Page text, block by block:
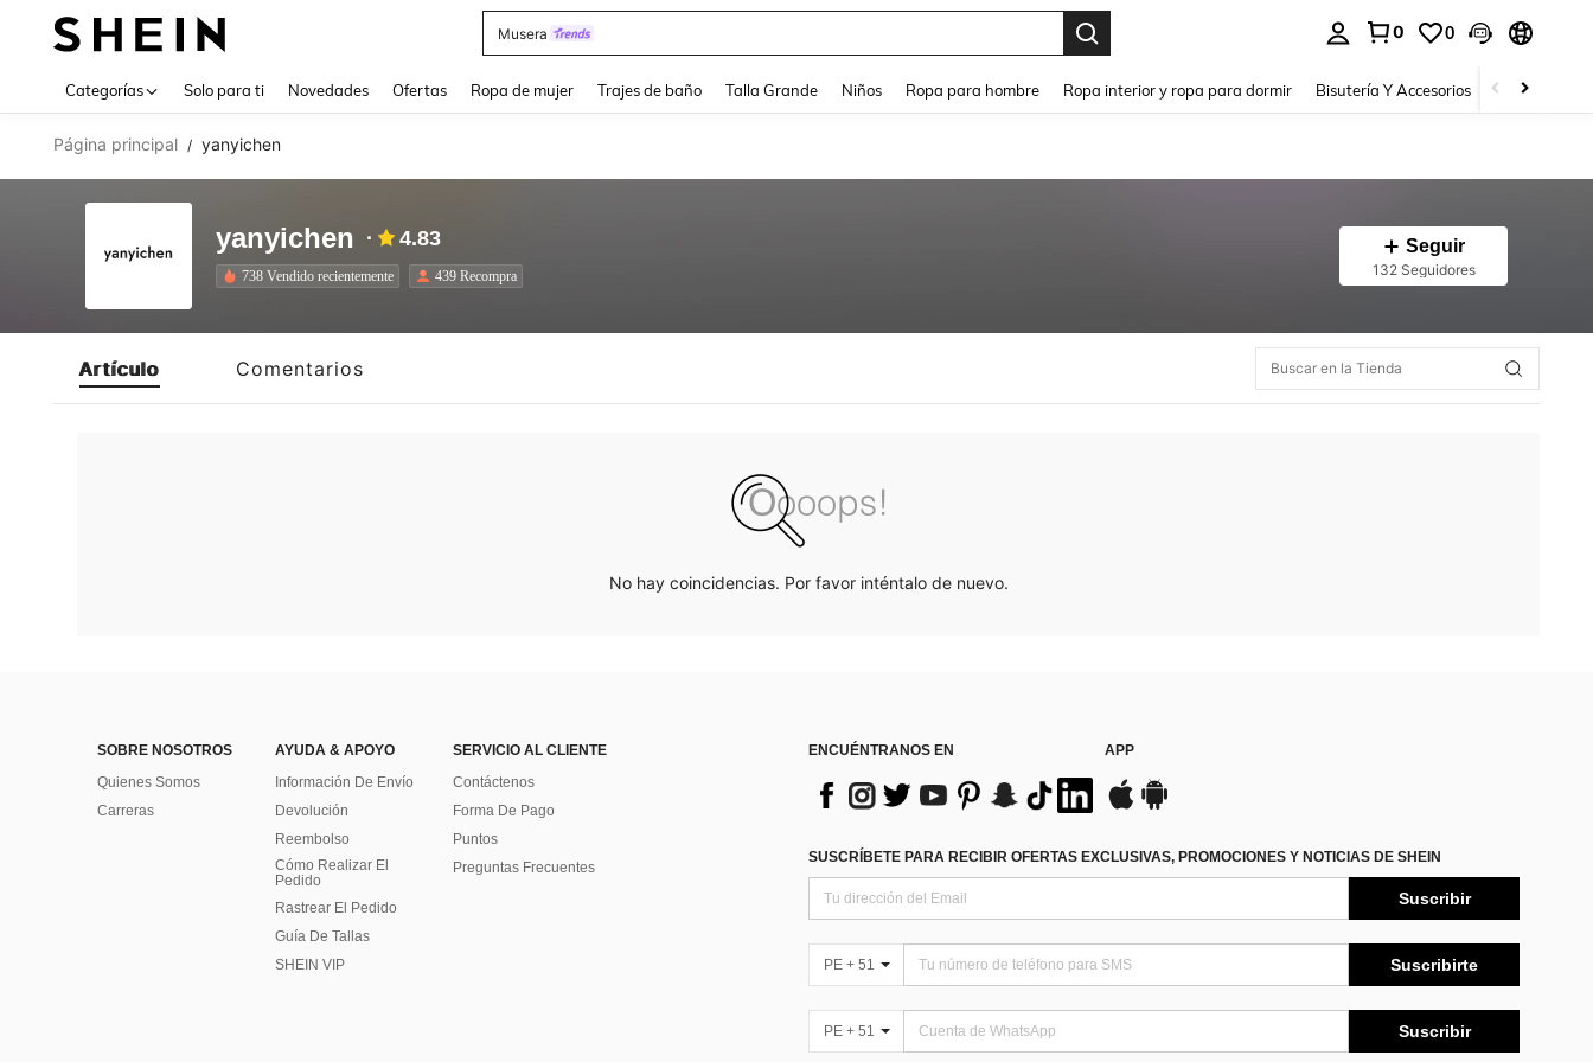
Musera
0 0
Categorías Solo para ti Novedades Ofertas Ropa de mujer Trajes de baño Talla Grande Niños Ropa para hombre Ropa interior y ropa para dormir Bisutería Y Accesorios Zapatos
Página principal / yanyichen
yanyichen 4.83
738 Vendido recientemente 439 Recompra
Seguir
132 Seguidores
Artículo Comentarios
No hay coincidencias. Por favor inténtalo de nuevo.
SOBRE NOSOTROS
Quienes Somos
Carreras
AYUDA & APOYO
Información De Envío
Devolución
Reembolso
Cómo Realizar El
Pedido
Rastrear El Pedido
Guía De Tallas
SHEIN VIP
SERVICIO AL CLIENTE
Contáctenos
Forma De Pago
Puntos
Preguntas Frecuentes
ENCUÉNTRANOS EN APP
SUSCRÍBETE PARA RECIBIR OFERTAS EXCLUSIVAS, PROMOCIONES Y NOTICIAS DE SHEIN
Suscribir
PE + 51 Suscribirte
PE + 51 Suscribir